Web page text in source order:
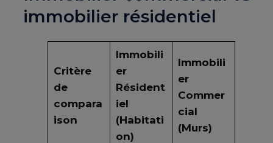
immobilier résidentiel
Critère
de
compara
ison
Immobili
er
Résident
iel
(Habitati
on)
Immobili
er
Commer
cial
(Murs)